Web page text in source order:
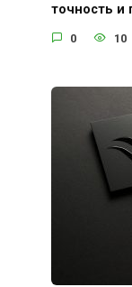
точность и
0 10